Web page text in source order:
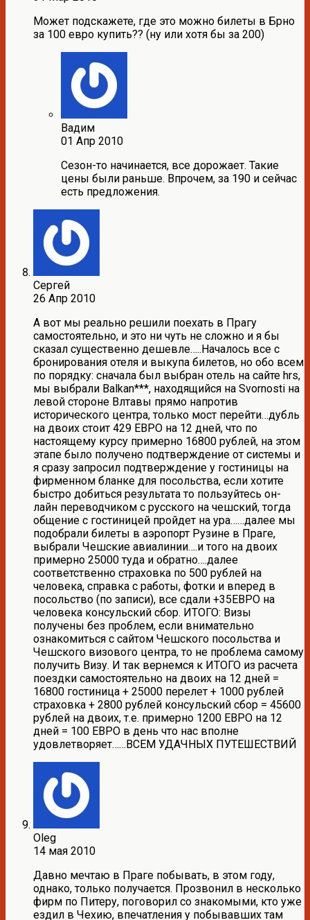
Может подскажете, где это можно билеты в Брно
за 100 евро купить?? (ну или хотя бы за 200)
Вадим
01 Апр 2010
Сезон-то начинается, все дорожает. Такие
цены были раньше. Впрочем, за 190 и сейчас
есть предложения.
Сергей
26 Апр 2010
А вот мы реально решили поехать в Прагу
самостоятельно, и это ни чуть не сложно и я бы
сказал существенно дешевле…..Началось все с
бронирования отеля и выкупа билетов, но обо всем
по порядку: сначала был выбран отель на сайте hrs,
мы выбрали Balkan***, находящийся на Svornosti на
левой стороне Влтавы прямо напротив
исторического центра, только мост перейти…дубль
на двоих стоит 429 ЕВРО на 12 дней, что по
настоящему курсу примерно 16800 рублей, на этом
этапе было получено подтверждение от системы и
я сразу запросил подтверждение у гостиницы на
фирменном бланке для посольства, если хотите
быстро добиться результата то пользуйтесь он-
лайн переводчиком с русского на чешский, тогда
общение с гостиницей пройдет на ура……далее мы
подобрали билеты в аэропорт Рузине в Праге,
выбрали Чешские авиалинии….и того на двоих
примерно 25000 туда и обратно….далее
соответственно страховка по 500 рублей на
человека, справка с работы, фотки и вперед в
посольство (по записи), все сдали +35ЕВРО на
человека консульский сбор. ИТОГО: Визы
получены без проблем, если внимательно
ознакомиться с сайтом Чешского посольства и
Чешского визового центра, то не проблема самому
получить Визу. И так вернемся к ИТОГО из расчета
поездки самостоятельно на двоих на 12 дней =
16800 гостиница + 25000 перелет + 1000 рублей
страховка + 2800 рублей консульский сбор = 45600
рублей на двоих, т.е. примерно 1200 ЕВРО на 12
дней = 100 ЕВРО в день что нас вполне
удовлетворяет……ВСЕМ УДАЧНЫХ ПУТЕШЕСТВИЙ
Oleg
14 мая 2010
Давно мечтаю в Праге побывать, в этом году,
однако, только получается. Прозвонил в несколько
фирм по Питеру, поговорил со знакомыми, кто уже
ездил в Чехию, впечатления у побывавших там